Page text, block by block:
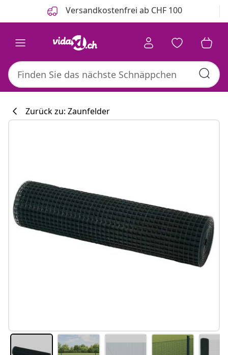
Versandkostenfrei ab CHF 100
Zurück zu: Zaunfelder